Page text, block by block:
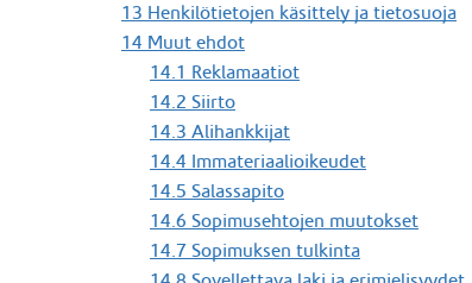
13 Henkilötietojen käsittely ja tietosuoja
14 Muut ehdot
14.1 Reklamaatiot
14.2 Siirto
14.3 Alihankkijat
14.4 Immateriaalioikeudet
14.5 Salassapito
14.6 Sopimusehtojen muutokset
14.7 Sopimuksen tulkinta